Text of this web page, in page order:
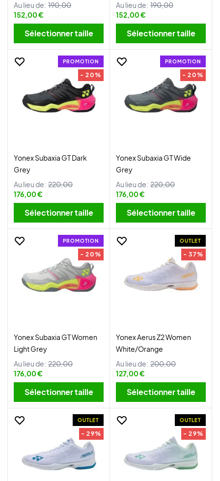
Au lieu de: 190,00
152,00 €
Sélectionner taille
Au lieu de: 190,00
152,00 €
Sélectionner taille
PROMOTION
- 20%
Yonex Subaxia GT Dark
Grey
Au lieu de: 220,00
176,00 €
Sélectionner taille
PROMOTION
- 20%
Yonex Subaxia GT Wide
Grey
Au lieu de: 220,00
176,00 €
Sélectionner taille
PROMOTION
- 20%
Yonex Subaxia GT Women
Light Grey
Au lieu de: 220,00
176,00 €
Sélectionner taille
OUTLET
- 37%
Yonex Aerus Z2 Women
White/Orange
Au lieu de: 200,00
127,00 €
Sélectionner taille
OUTLET
- 29%
OUTLET
- 29%